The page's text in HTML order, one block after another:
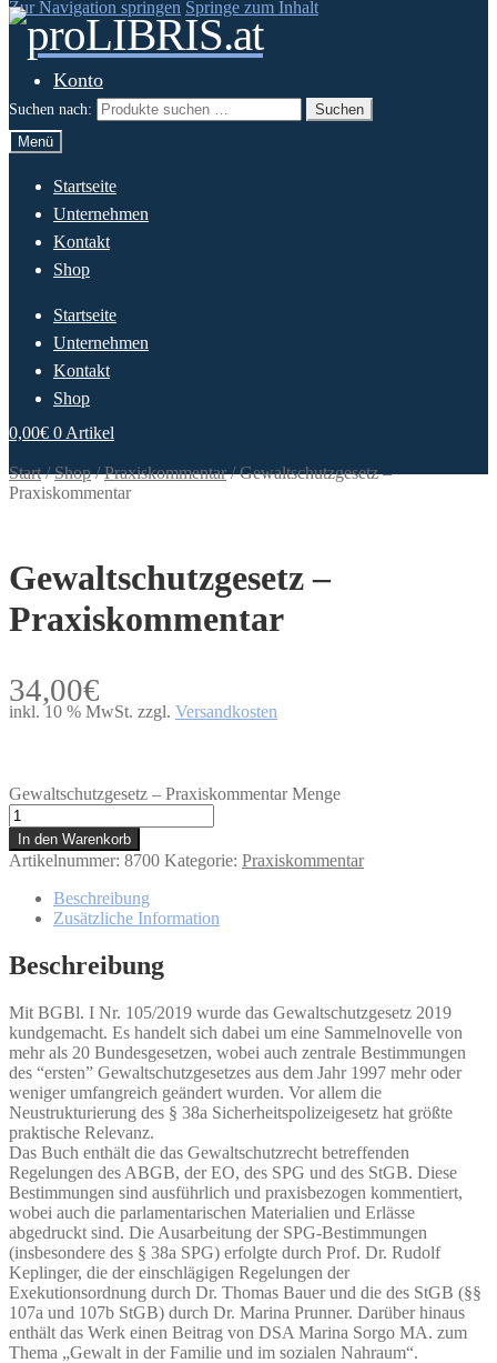
Zur Navigation springen Springe zum Inhalt
Konto
Suchen nach:
Suchen
Menü
Startseite
Unternehmen
Kontakt
Shop
Startseite
Unternehmen
Kontakt
Shop
0,00€ 0 Artikel
Start/Shop/Praxiskommentar/Gewaltschutzgesetz –
Praxiskommentar
Gewaltschutzgesetz –
Praxiskommentar
34,00€
inkl. 10 % MwSt. zzgl. Versandkosten
Gewaltschutzgesetz – Praxiskommentar Menge
In den Warenkorb
Artikelnummer: 8700 Kategorie: Praxiskommentar
Beschreibung
Zusätzliche Information
Beschreibung
Mit BGBl. I Nr. 105/2019 wurde das Gewaltschutzgesetz 2019
kundgemacht. Es handelt sich dabei um eine Sammelnovelle von
mehr als 20 Bundesgesetzen, wobei auch zentrale Bestimmungen
des “ersten” Gewaltschutzgesetzes aus dem Jahr 1997 mehr oder
weniger umfangreich geändert wurden. Vor allem die
Neustrukturierung des § 38a Sicherheitspolizeigesetz hat größte
praktische Relevanz.
Das Buch enthält die das Gewaltschutzrecht betreffenden
Regelungen des ABGB, der EO, des SPG und des StGB. Diese
Bestimmungen sind ausführlich und praxisbezogen kommentiert,
wobei auch die parlamentarischen Materialien und Erlässe
abgedruckt sind. Die Ausarbeitung der SPG-Bestimmungen
(insbesondere des § 38a SPG) erfolgte durch Prof. Dr. Rudolf
Keplinger, die der einschlägigen Regelungen der
Exekutionsordnung durch Dr. Thomas Bauer und die des StGB (§§
107a und 107b StGB) durch Dr. Marina Prunner. Darüber hinaus
enthält das Werk einen Beitrag von DSA Marina Sorgo MA. zum
Thema „Gewalt in der Familie und im sozialen Nahraum“.